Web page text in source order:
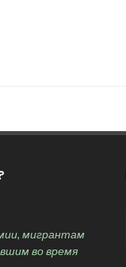
мигрантам
во время